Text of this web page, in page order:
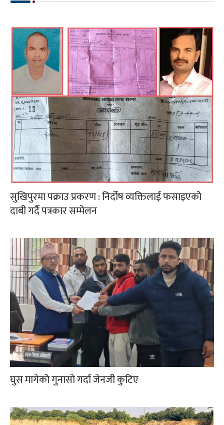
सुखिपुरमा पक्राउ प्रकरण : निर्दोष व्यक्तिलाई फसाइएको
दाबी गर्दै पत्रकार सम्मेलन
घुस मागेको गुनासो गर्दा जेनजी कुटिए